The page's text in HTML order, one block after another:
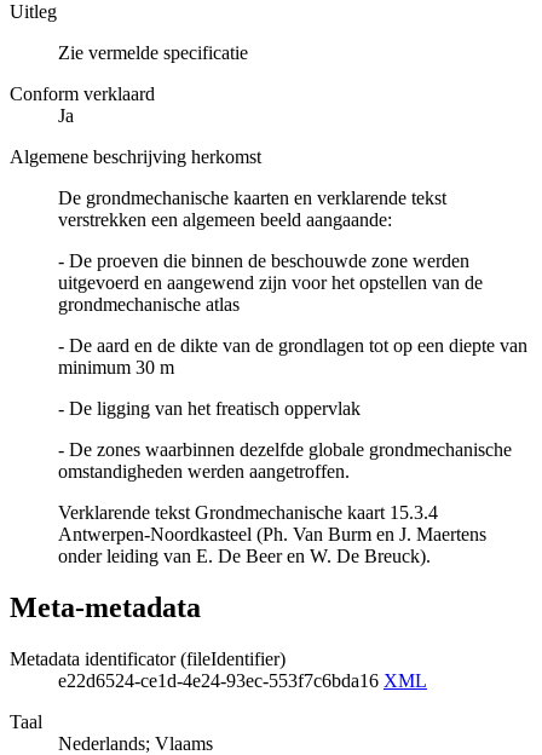
Uitleg
Zie vermelde specificatie
Conform verklaard
Ja
Algemene beschrijving herkomst
De grondmechanische kaarten en verklarende tekst
verstrekken een algemeen beeld aangaande:
- De proeven die binnen de beschouwde zone werden
uitgevoerd en aangewend zijn voor het opstellen van de
grondmechanische atlas
- De aard en de dikte van de grondlagen tot op een diepte van
minimum 30 m
- De ligging van het freatisch oppervlak
- De zones waarbinnen dezelfde globale grondmechanische
omstandigheden werden aangetroffen.
Verklarende tekst Grondmechanische kaart 15.3.4
Antwerpen-Noordkasteel (Ph. Van Burm en J. Maertens
onder leiding van E. De Beer en W. De Breuck).
Meta-metadata
Metadata identificator (fileIdentifier)
e22d6524-ce1d-4e24-93ec-553f7c6bda16 XML
Taal
Nederlands; Vlaams